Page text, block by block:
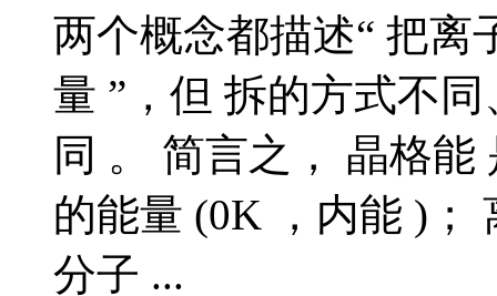
两个概念都描述“ 把离
量 ”，但 拆的方式不
同 。 简言之， 晶格
的能量 (0K ，内能 )；
分子 ...